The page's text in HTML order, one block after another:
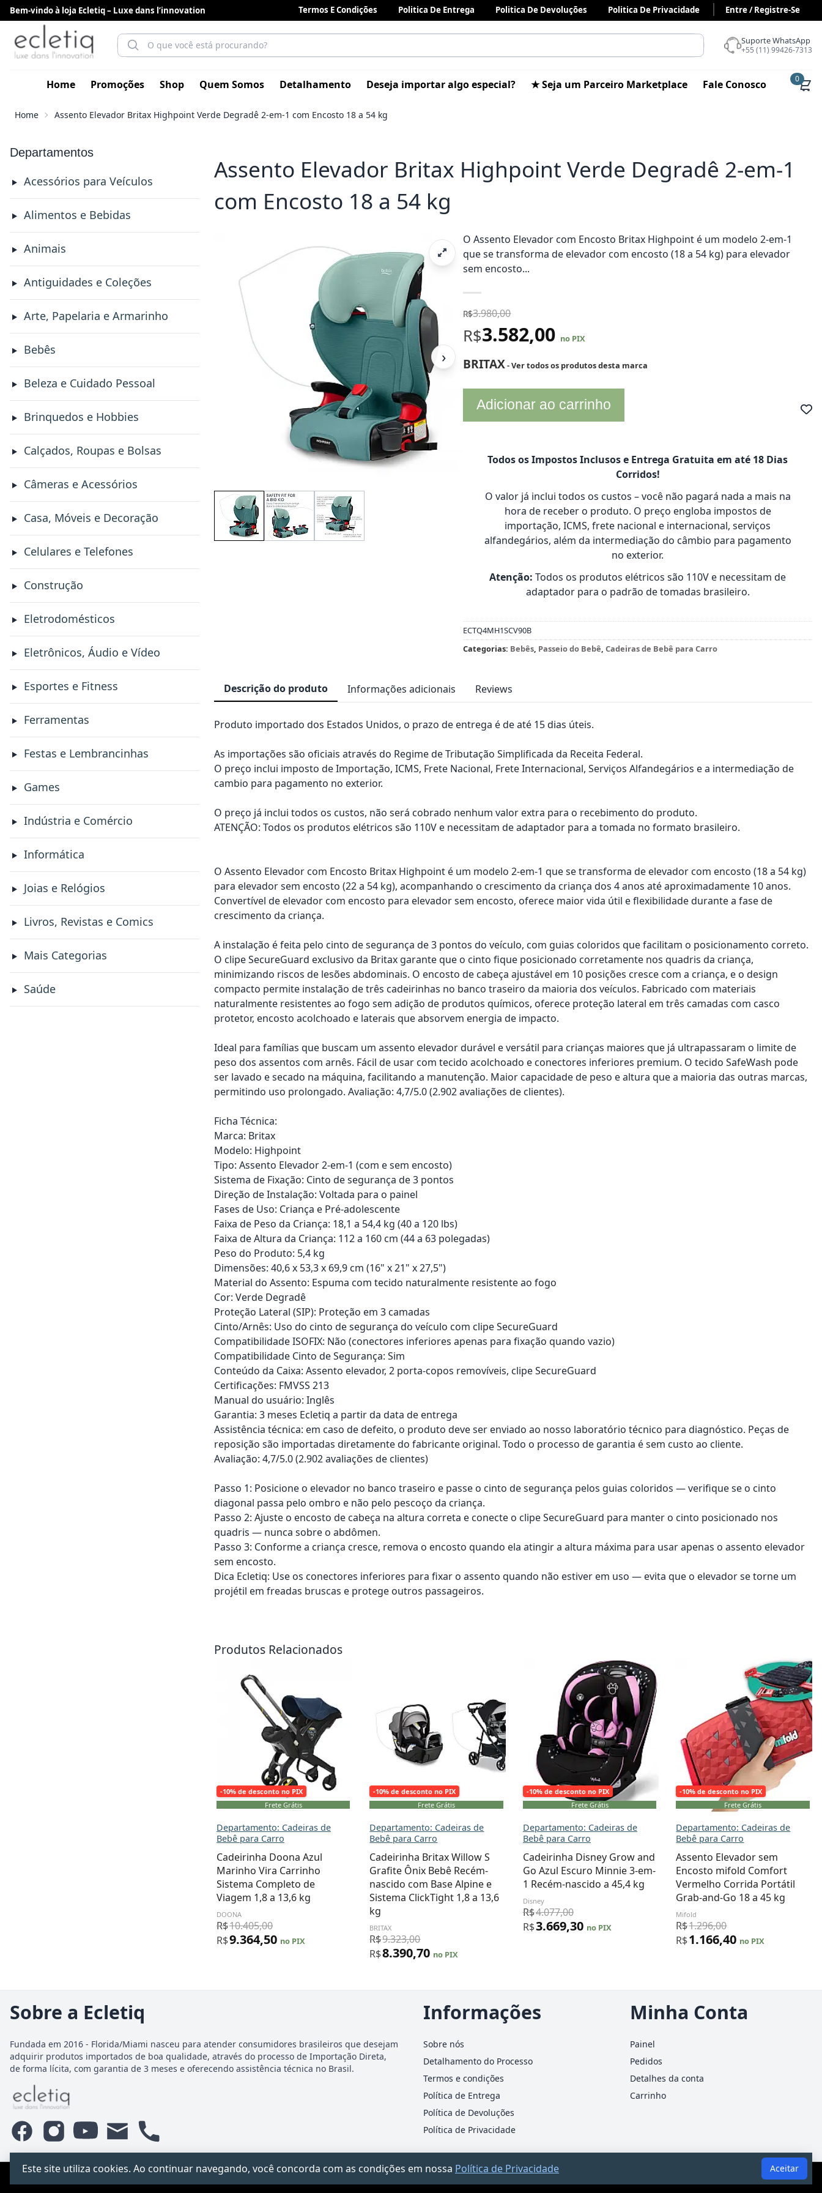
Bem-vindo à loja Ecletiq – Luxe dans l’innovation Termos E Condições Politica De Entrega Politica De Devoluções Politica De Privacidade Entre / Registre-Se
Suporte WhatsApp
+55 (11) 99426-7313
Home Promoções Shop Quem Somos Detalhamento Deseja importar algo especial? ★ Seja um Parceiro Marketplace Fale Conosco 0
Home Assento Elevador Britax Highpoint Verde Degradê 2-em-1 com Encosto 18 a 54 kg
Departamentos
Acessórios para Veículos
Alimentos e Bebidas
Animais
Antiguidades e Coleções
Arte, Papelaria e Armarinho
Bebês
Beleza e Cuidado Pessoal
Brinquedos e Hobbies
Calçados, Roupas e Bolsas
Câmeras e Acessórios
Casa, Móveis e Decoração
Celulares e Telefones
Construção
Eletrodomésticos
Eletrônicos, Áudio e Vídeo
Esportes e Fitness
Ferramentas
Festas e Lembrancinhas
Games
Indústria e Comércio
Informática
Joias e Relógios
Livros, Revistas e Comics
Mais Categorias
Saúde
Assento Elevador Britax Highpoint Verde Degradê 2-em-1
com Encosto 18 a 54 kg
›
O Assento Elevador com Encosto Britax Highpoint é um modelo 2-em-1
que se transforma de elevador com encosto (18 a 54 kg) para elevador
sem encosto...
R$3.980,00
R$3.582,00 no PIX
BRITAX- Ver todos os produtos desta marca
Adicionar ao carrinho
Todos os Impostos Inclusos e Entrega Gratuita em até 18 Dias
Corridos!
O valor já inclui todos os custos – você não pagará nada a mais na
hora de receber o produto. O preço engloba impostos de
importação, ICMS, frete nacional e internacional, serviços
alfandegários, além da intermediação do câmbio para pagamento
no exterior.
Atenção: Todos os produtos elétricos são 110V e necessitam de
adaptador para o padrão de tomadas brasileiro.
ECTQ4MH1SCV90B
Categorias: Bebês, Passeio do Bebê,Cadeiras de Bebê para Carro
Descrição do produto Informações adicionais Reviews
Produto importado dos Estados Unidos, o prazo de entrega é de até 15 dias úteis.
As importações são oficiais através do Regime de Tributação Simplificada da Receita Federal.
O preço inclui imposto de Importação, ICMS, Frete Nacional, Frete Internacional, Serviços Alfandegários e a intermediação de
cambio para pagamento no exterior.
O preço já inclui todos os custos, não será cobrado nenhum valor extra para o recebimento do produto.
ATENÇÃO: Todos os produtos elétricos são 110V e necessitam de adaptador para a tomada no formato brasileiro.
O Assento Elevador com Encosto Britax Highpoint é um modelo 2-em-1 que se transforma de elevador com encosto (18 a 54 kg)
para elevador sem encosto (22 a 54 kg), acompanhando o crescimento da criança dos 4 anos até aproximadamente 10 anos.
Convertível de elevador com encosto para elevador sem encosto, oferece maior vida útil e flexibilidade durante a fase de
crescimento da criança.
A instalação é feita pelo cinto de segurança de 3 pontos do veículo, com guias coloridos que facilitam o posicionamento correto.
O clipe SecureGuard exclusivo da Britax garante que o cinto fique posicionado corretamente nos quadris da criança,
minimizando riscos de lesões abdominais. O encosto de cabeça ajustável em 10 posições cresce com a criança, e o design
compacto permite instalação de três cadeirinhas no banco traseiro da maioria dos veículos. Fabricado com materiais
naturalmente resistentes ao fogo sem adição de produtos químicos, oferece proteção lateral em três camadas com casco
protetor, encosto acolchoado e laterais que absorvem energia de impacto.
Ideal para famílias que buscam um assento elevador durável e versátil para crianças maiores que já ultrapassaram o limite de
peso dos assentos com arnês. Fácil de usar com tecido acolchoado e conectores inferiores premium. O tecido SafeWash pode
ser lavado e secado na máquina, facilitando a manutenção. Maior capacidade de peso e altura que a maioria das outras marcas,
permitindo uso prolongado. Avaliação: 4,7/5.0 (2.902 avaliações de clientes).
Ficha Técnica:
Marca: Britax
Modelo: Highpoint
Tipo: Assento Elevador 2-em-1 (com e sem encosto)
Sistema de Fixação: Cinto de segurança de 3 pontos
Direção de Instalação: Voltada para o painel
Fases de Uso: Criança e Pré-adolescente
Faixa de Peso da Criança: 18,1 a 54,4 kg (40 a 120 lbs)
Faixa de Altura da Criança: 112 a 160 cm (44 a 63 polegadas)
Peso do Produto: 5,4 kg
Dimensões: 40,6 x 53,3 x 69,9 cm (16" x 21" x 27,5")
Material do Assento: Espuma com tecido naturalmente resistente ao fogo
Cor: Verde Degradê
Proteção Lateral (SIP): Proteção em 3 camadas
Cinto/Arnês: Uso do cinto de segurança do veículo com clipe SecureGuard
Compatibilidade ISOFIX: Não (conectores inferiores apenas para fixação quando vazio)
Compatibilidade Cinto de Segurança: Sim
Conteúdo da Caixa: Assento elevador, 2 porta-copos removíveis, clipe SecureGuard
Certificações: FMVSS 213
Manual do usuário: Inglês
Garantia: 3 meses Ecletiq a partir da data de entrega
Assistência técnica: em caso de defeito, o produto deve ser enviado ao nosso laboratório técnico para diagnóstico. Peças de
reposição são importadas diretamente do fabricante original. Todo o processo de garantia é sem custo ao cliente.
Avaliação: 4,7/5.0 (2.902 avaliações de clientes)
Passo 1: Posicione o elevador no banco traseiro e passe o cinto de segurança pelos guias coloridos — verifique se o cinto
diagonal passa pelo ombro e não pelo pescoço da criança.
Passo 2: Ajuste o encosto de cabeça na altura correta e conecte o clipe SecureGuard para manter o cinto posicionado nos
quadris — nunca sobre o abdômen.
Passo 3: Conforme a criança cresce, remova o encosto quando ela atingir a altura máxima para usar apenas o assento elevador
sem encosto.
Dica Ecletiq: Use os conectores inferiores para fixar o assento quando não estiver em uso — evita que o elevador se torne um
projétil em freadas bruscas e protege outros passageiros.
Produtos Relacionados
-10% de desconto no PIX
Frete Grátis
Departamento: Cadeiras de
Bebê para Carro
Cadeirinha Doona Azul
Marinho Vira Carrinho
Sistema Completo de
Viagem 1,8 a 13,6 kg
Adicionar ao carrinho
DOONA
R$10.405,00
R$9.364,50 no PIX
-10% de desconto no PIX
Frete Grátis
Departamento: Cadeiras de
Bebê para Carro
Cadeirinha Britax Willow S
Grafite Ônix Bebê Recém-
nascido com Base Alpine e
Sistema ClickTight 1,8 a 13,6
kg
Adicionar ao carrinho
BRITAX
R$9.323,00
R$8.390,70 no PIX
-10% de desconto no PIX
Frete Grátis
Departamento: Cadeiras de
Bebê para Carro
Cadeirinha Disney Grow and
Go Azul Escuro Minnie 3-em-
1 Recém-nascido a 45,4 kg
Disney
R$4.077,00
R$3.669,30 no PIX
-10% de desconto no PIX
Frete Grátis
Departamento: Cadeiras de
Bebê para Carro
Assento Elevador sem
Encosto mifold Comfort
Vermelho Corrida Portátil
Grab-and-Go 18 a 45 kg
Mifold
R$1.296,00
R$1.166,40 no PIX
Sobre a Ecletiq
Fundada em 2016 - Florida/Miami nasceu para atender consumidores brasileiros que desejam
adquirir produtos importados de boa qualidade, através do processo de Importação Direta,
de forma lícita, com garantia de 3 meses e oferecendo assistência técnica no Brasil.
Informações
Sobre nós
Detalhamento do Processo
Termos e condições
Política de Entrega
Política de Devoluções
Política de Privacidade
Minha Conta
Painel
Pedidos
Detalhes da conta
Carrinho
Este site utiliza cookies. Ao continuar navegando, você concorda com as condições em nossa Política de Privacidade Aceitar